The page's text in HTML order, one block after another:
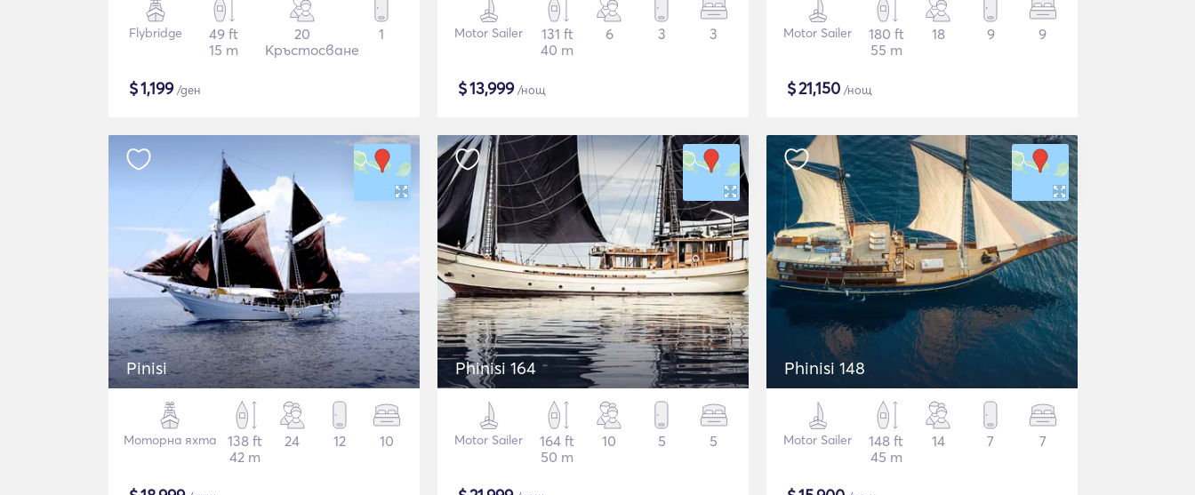
Flybridge
49 ft
15 m
20
Кръстосване
1
$1,199/ден
Motor Sailer
131 ft
40 m
6 3 3
$13,999/нощ
Motor Sailer
180 ft
55 m
18 9 9
$21,150 /нощ
Pinisi
Моторна яхта
138 ft
42 m
24 12 10
Phinisi 164
Motor Sailer
164 ft
50 m
10 5 5
Phinisi 148
Motor Sailer
148 ft
45 m
14 7 7